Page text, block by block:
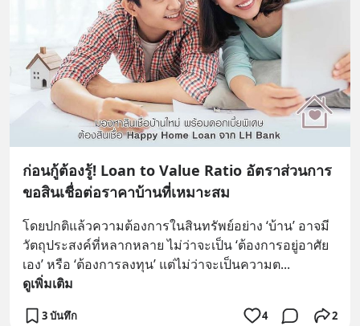
ก่อนกู้ต้องรู้! Loan to Value Ratio อัตราส่วนการ
ขอสินเชื่อต่อราคาบ้านที่เหมาะสม
โดยปกติแล้วความต้องการในสินทรัพย์อย่าง ‘บ้าน’ อาจมี
วัตถุประสงค์ที่หลากหลาย ไม่ว่าจะเป็น ‘ต้องการอยู่อาศัย
เอง’ หรือ ‘ต้องการลงทุน’ แต่ไม่ว่าจะเป็นความต...
ดูเพิ่มเติม
3 บันทึก 4 2